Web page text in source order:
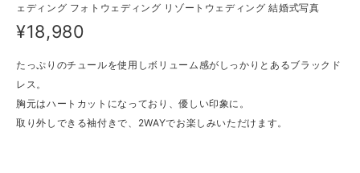
ェディング フォトウェディング リゾートウェディング 結婚式写真
¥18,980
たっぷりのチュールを使用しボリューム感がしっかりとあるブラックド
レス。
胸元はハートカットになっており、優しい印象に。
取り外しできる袖付きで、2WAYでお楽しみいただけます。